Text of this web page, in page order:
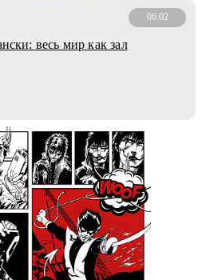
06.02
весь мир как зал